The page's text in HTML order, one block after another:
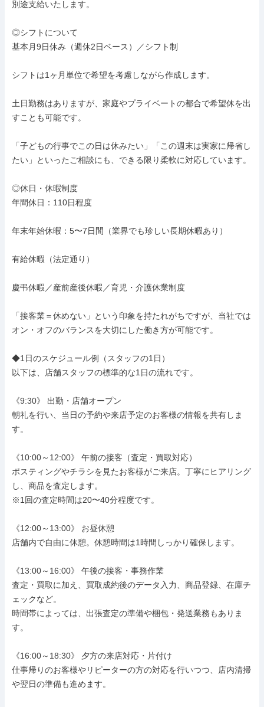
別途支給いたします。
◎シフトについて
基本月9日休み（週休2日ベース）／シフト制
シフトは1ヶ月単位で希望を考慮しながら作成します。
土日勤務はありますが、家庭やプライベートの都合で希望休を出
すことも可能です。
「子どもの行事でこの日は休みたい」「この週末は実家に帰省し
たい」といったご相談にも、できる限り柔軟に対応しています。
◎休日・休暇制度
年間休日：110日程度
年末年始休暇：5〜7日間（業界でも珍しい長期休暇あり）
有給休暇（法定通り）
慶弔休暇／産前産後休暇／育児・介護休業制度
「接客業＝休めない」という印象を持たれがちですが、当社では
オン・オフのバランスを大切にした働き方が可能です。
◆1日のスケジュール例（スタッフの1日）
以下は、店舗スタッフの標準的な1日の流れです。
《9:30》 出勤・店舗オープン
朝礼を行い、当日の予約や来店予定のお客様の情報を共有しま
す。
《10:00～12:00》 午前の接客（査定・買取対応）
ポスティングやチラシを見たお客様がご来店。丁寧にヒアリング
し、商品を査定します。
※1回の査定時間は20〜40分程度です。
《12:00～13:00》 お昼休憩
店舗内で自由に休憩。休憩時間は1時間しっかり確保します。
《13:00～16:00》 午後の接客・事務作業
査定・買取に加え、買取成約後のデータ入力、商品登録、在庫チ
ェックなど。
時間帯によっては、出張査定の準備や梱包・発送業務もありま
す。
《16:00～18:30》 夕方の来店対応・片付け
仕事帰りのお客様やリピーターの方の対応を行いつつ、店内清掃
や翌日の準備も進めます。